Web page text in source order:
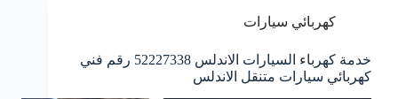
كهربائي سيارات
خدمة كهرباء السيارات الاندلس 52227338 رقم فني
كهربائي سيارات متنقل الاندلس